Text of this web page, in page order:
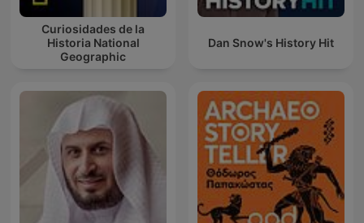
Curiosidades de la
Historia National
Geographic
Dan Snow's History Hit